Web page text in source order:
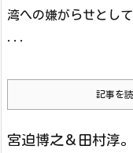
湾への嫌がらせとし
記事を
宮迫博之＆田村淳